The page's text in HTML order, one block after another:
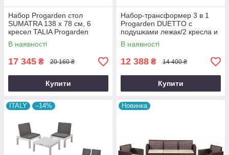
Набор Progarden стол
SUMATRA 138 x 78 см, 6
кресел TALIA Progarden
производство Италия цвет
коричневый
В наявності
17 345 ₴ 20 160 ₴
Купити
Набор-трансформер 3 в 1
Progarden DUETTO с
подушками лежак/2 кресла и
столик производство Италия
цвет антрацит
В наявності
12 388 ₴ 14 400 ₴
Купити
ITALY –14% Новинка